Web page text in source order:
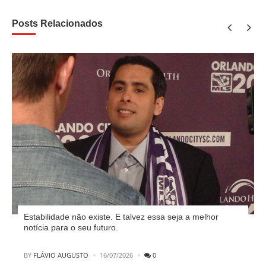
Posts Relacionados
Estabilidade não existe. E talvez essa seja a melhor
notícia para o seu futuro.
POSTED
BY FLÁVIO AUGUSTO 16/07/2026 0